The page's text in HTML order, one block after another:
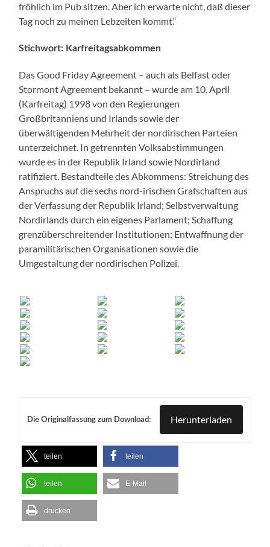
fröhlich im Pub sitzen. Aber ich erwarte nicht, daß dieser
Tag noch zu meinen Lebzeiten kommt.“
Stichwort: Karfreitagsabkommen
Das Good Friday Agreement – auch als Belfast oder
Stormont Agreement bekannt – wurde am 10. April
(Karfreitag) 1998 von den Regierungen
Großbritanniens und Irlands sowie der
überwältigenden Mehrheit der nordirischen Parteien
unterzeichnet. In getrennten Volksabstimmungen
wurde es in der Republik Irland sowie Nordirland
ratifiziert. Bestandteile des Abkommens: Streichung des
Anspruchs auf die sechs nord-irischen Grafschaften aus
der Verfassung der Republik Irland; Selbstverwaltung
Nordirlands durch ein eigenes Parlament; Schaffung
grenzüberschreitender Institutionen; Entwaffnung der
paramilitärischen Organisationen sowie die
Umgestaltung der nordirischen Polizei.
Die Originalfassung zum Download: Herunterladen
teilen teilen
teilen E-Mail
drucken